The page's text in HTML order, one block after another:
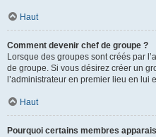
Haut
Comment devenir chef de groupe ?
Lorsque des groupes sont créés par
de groupe. Si vous désirez créer un
l’administrateur en premier lieu en lui
Haut
Pourquoi certains membres